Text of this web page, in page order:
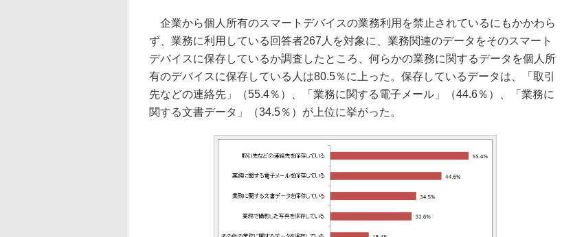
企業から個人所有のスマートデバイスの業務利用を禁止されているにもかかわら
ず、業務に利用している回答者267人を対象に、業務関連のデータをそのスマート
デバイスに保存しているか調査したところ、何らかの業務に関するデータを個人所
有のデバイスに保存している人は80.5％に上った。保存しているデータは、「取引
先などの連絡先」（55.4％）、「業務に関する電子メール」（44.6％）、「業務に
関する文書データ」（34.5％）が上位に挙がった。